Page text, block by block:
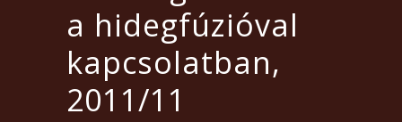
a hidegfúzióval
kapcsolatban,
2011/11